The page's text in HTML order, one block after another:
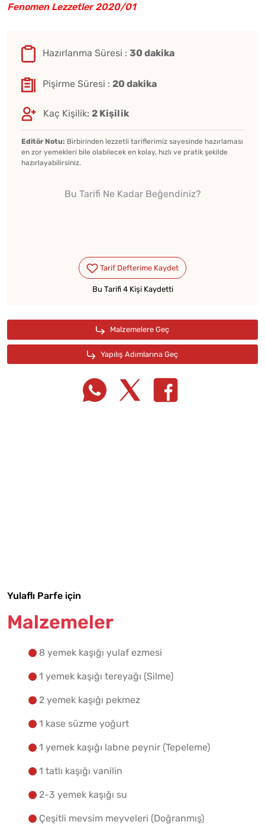
Fenomen Lezzetler 2020/01
Hazırlanma Süresi : 30 dakika
Pişirme Süresi : 20 dakika
Kaç Kişilik: 2 Kişilik
Editör Notu: Birbirinden lezzetli tariflerimiz sayesinde hazırlaması
en zor yemekleri bile olabilecek en kolay, hızlı ve pratik şekilde
hazırlayabilirsiniz.
Bu Tarifi Ne Kadar Beğendiniz?
Bu Tarifi 4 Kişi Kaydetti
Yulaflı Parfe için
Malzemeler
8 yemek kaşığı yulaf ezmesi
1 yemek kaşığı tereyağı (Silme)
2 yemek kaşığı pekmez
1 kase süzme yoğurt
1 yemek kaşığı labne peynir (Tepeleme)
1 tatlı kaşığı vanilin
2-3 yemek kaşığı su
Çeşitli mevsim meyveleri (Doğranmış)